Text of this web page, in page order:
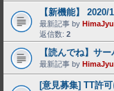
【新機能】
最新記事 by
返信数: 2
【読んでね】サ
最新記事 by
[意見募集] TT許